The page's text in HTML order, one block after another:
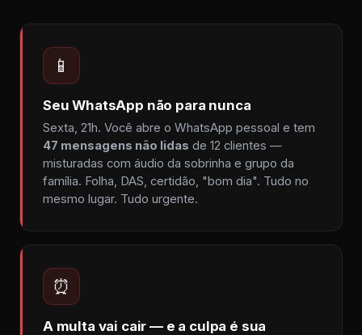
📱
Seu WhatsApp não para nunca
Sexta, 21h. Você abre o WhatsApp pessoal e tem
47 mensagens não lidas de 12 clientes —
misturadas com áudio da sobrinha e grupo da
família. Folha, DAS, certidão, "bom dia". Tudo no
mesmo lugar. Tudo urgente.
⏰
A multa vai cair — e a culpa é sua